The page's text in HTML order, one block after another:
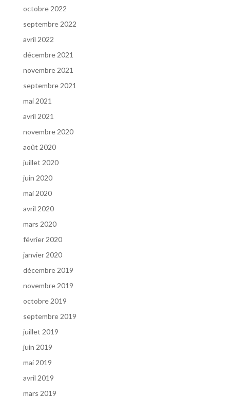
octobre 2022
septembre 2022
avril 2022
décembre 2021
novembre 2021
septembre 2021
mai 2021
avril 2021
novembre 2020
août 2020
juillet 2020
juin 2020
mai 2020
avril 2020
mars 2020
février 2020
janvier 2020
décembre 2019
novembre 2019
octobre 2019
septembre 2019
juillet 2019
juin 2019
mai 2019
avril 2019
mars 2019